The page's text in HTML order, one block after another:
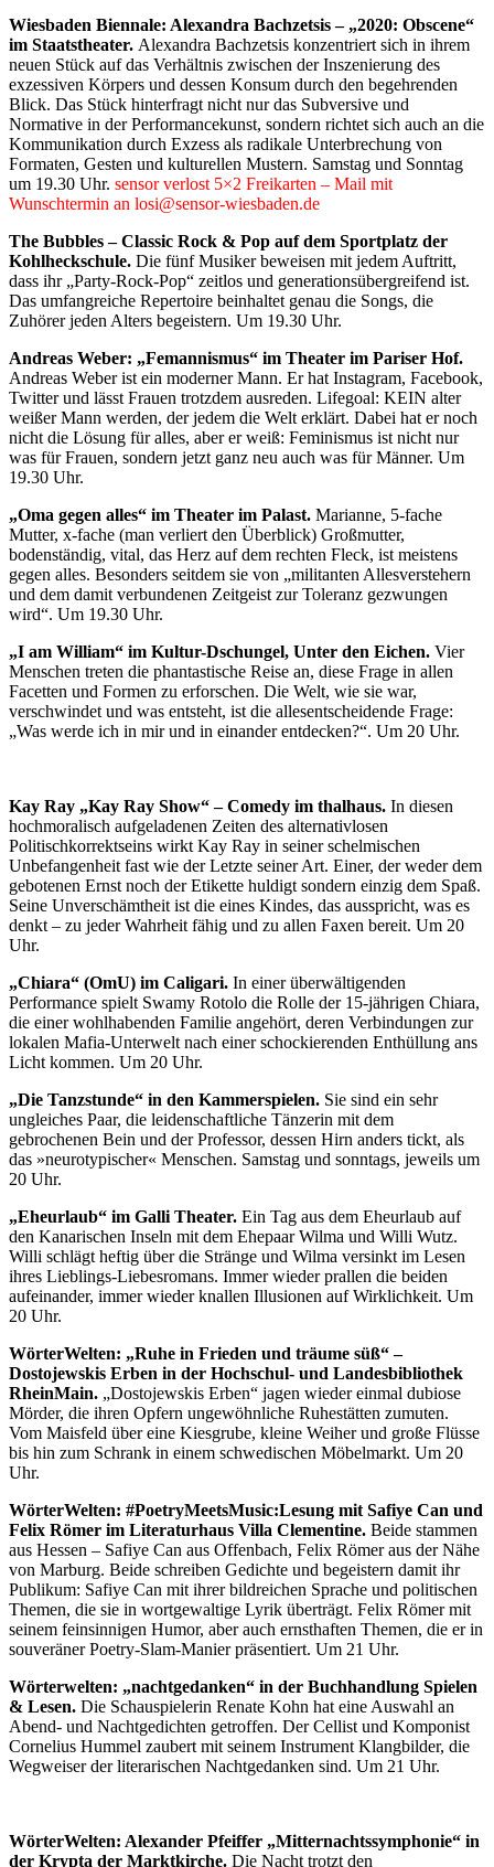
Wiesbaden Biennale: Alexandra Bachzetsis – „2020: Obscene“
im Staatstheater. Alexandra Bachzetsis konzentriert sich in ihrem
neuen Stück auf das Verhältnis zwischen der Inszenierung des
exzessiven Körpers und dessen Konsum durch den begehrenden
Blick. Das Stück hinterfragt nicht nur das Subversive und
Normative in der Performancekunst, sondern richtet sich auch an die
Kommunikation durch Exzess als radikale Unterbrechung von
Formaten, Gesten und kulturellen Mustern. Samstag und Sonntag
um 19.30 Uhr. sensor verlost 5×2 Freikarten – Mail mit
Wunschtermin an losi@sensor-wiesbaden.de
The Bubbles – Classic Rock & Pop auf dem Sportplatz der
Kohlheckschule. Die fünf Musiker beweisen mit jedem Auftritt,
dass ihr „Party-Rock-Pop“ zeitlos und generationsübergreifend ist.
Das umfangreiche Repertoire beinhaltet genau die Songs, die
Zuhörer jeden Alters begeistern. Um 19.30 Uhr.
Andreas Weber: „Femannismus“ im Theater im Pariser Hof.
Andreas Weber ist ein moderner Mann. Er hat Instagram, Facebook,
Twitter und lässt Frauen trotzdem ausreden. Lifegoal: KEIN alter
weißer Mann werden, der jedem die Welt erklärt. Dabei hat er noch
nicht die Lösung für alles, aber er weiß: Feminismus ist nicht nur
was für Frauen, sondern jetzt ganz neu auch was für Männer. Um
19.30 Uhr.
„Oma gegen alles“ im Theater im Palast. Marianne, 5-fache
Mutter, x-fache (man verliert den Überblick) Großmutter,
bodenständig, vital, das Herz auf dem rechten Fleck, ist meistens
gegen alles. Besonders seitdem sie von „militanten Allesverstehern
und dem damit verbundenen Zeitgeist zur Toleranz gezwungen
wird“. Um 19.30 Uhr.
„I am William“ im Kultur-Dschungel, Unter den Eichen. Vier
Menschen treten die phantastische Reise an, diese Frage in allen
Facetten und Formen zu erforschen. Die Welt, wie sie war,
verschwindet und was entsteht, ist die allesentscheidende Frage:
„Was werde ich in mir und in einander entdecken?“. Um 20 Uhr.
Kay Ray „Kay Ray Show“ – Comedy im thalhaus. In diesen
hochmoralisch aufgeladenen Zeiten des alternativlosen
Politischkorrektseins wirkt Kay Ray in seiner schelmischen
Unbefangenheit fast wie der Letzte seiner Art. Einer, der weder dem
gebotenen Ernst noch der Etikette huldigt sondern einzig dem Spaß.
Seine Unverschämtheit ist die eines Kindes, das ausspricht, was es
denkt – zu jeder Wahrheit fähig und zu allen Faxen bereit. Um 20
Uhr.
„Chiara“ (OmU) im Caligari. In einer überwältigenden
Performance spielt Swamy Rotolo die Rolle der 15-jährigen Chiara,
die einer wohlhabenden Familie angehört, deren Verbindungen zur
lokalen Mafia-Unterwelt nach einer schockierenden Enthüllung ans
Licht kommen. Um 20 Uhr.
„Die Tanzstunde“ in den Kammerspielen. Sie sind ein sehr
ungleiches Paar, die leidenschaftliche Tänzerin mit dem
gebrochenen Bein und der Professor, dessen Hirn anders tickt, als
das »neurotypischer« Menschen. Samstag und sonntags, jeweils um
20 Uhr.
„Eheurlaub“ im Galli Theater. Ein Tag aus dem Eheurlaub auf
den Kanarischen Inseln mit dem Ehepaar Wilma und Willi Wutz.
Willi schlägt heftig über die Stränge und Wilma versinkt im Lesen
ihres Lieblings-Liebesromans. Immer wieder prallen die beiden
aufeinander, immer wieder knallen Illusionen auf Wirklichkeit. Um
20 Uhr.
WörterWelten: „Ruhe in Frieden und träume süß“ –
Dostojewskis Erben in der Hochschul- und Landesbibliothek
RheinMain. „Dostojewskis Erben“ jagen wieder einmal dubiose
Mörder, die ihren Opfern ungewöhnliche Ruhestätten zumuten.
Vom Maisfeld über eine Kiesgrube, kleine Weiher und große Flüsse
bis hin zum Schrank in einem schwedischen Möbelmarkt. Um 20
Uhr.
WörterWelten: #PoetryMeetsMusic:Lesung mit Safiye Can und
Felix Römer im Literaturhaus Villa Clementine. Beide stammen
aus Hessen – Safiye Can aus Offenbach, Felix Römer aus der Nähe
von Marburg. Beide schreiben Gedichte und begeistern damit ihr
Publikum: Safiye Can mit ihrer bildreichen Sprache und politischen
Themen, die sie in wortgewaltige Lyrik überträgt. Felix Römer mit
seinem feinsinnigen Humor, aber auch ernsthaften Themen, die er in
souveräner Poetry-Slam-Manier präsentiert. Um 21 Uhr.
Wörterwelten: „nachtgedanken“ in der Buchhandlung Spielen
& Lesen. Die Schauspielerin Renate Kohn hat eine Auswahl an
Abend- und Nachtgedichten getroffen. Der Cellist und Komponist
Cornelius Hummel zaubert mit seinem Instrument Klangbilder, die
Wegweiser der literarischen Nachtgedanken sind. Um 21 Uhr.
WörterWelten: Alexander Pfeiffer „Mitternachtssymphonie“ in
der Krypta der Marktkirche. Die Nacht trotzt den